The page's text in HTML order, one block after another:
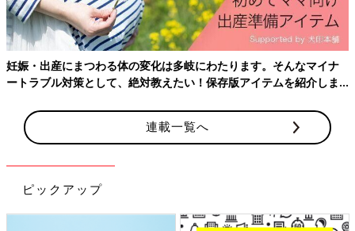
帝王切開の場合も通常局所麻酔を行うことから、少量の薬ですむ
ので、赤ちゃんへの影響はほとんどなく、赤ちゃんが眠ったまま
生まれることはありません。また、母乳への影響もないので、赤
ちゃんに母乳を飲ませることもできます。
●麻酔の効き具合
無痛分娩では産婦さんのいきむ力も必要とするため、麻酔薬が緩
やかに作用することを目指します。そのため、妊婦さんの希望や
医療施設の考え方にもよりますが、我慢できる程度の痛みは残っ
ているのが一般的です。また自力で歩くのは難しくなりますが、
足を動かすことは可能です。しかし、帝王切開では、手術中の痛
みをしっかり遮断するため、胸から下の痛みや動きはまったく抑
妊娠・出産にまつわる体の変化は多岐にわたります。そんなマイナ
ートラブル対策として、絶対教えたい！保存版アイテムを紹介しま
連載一覧へ
ピックアップ